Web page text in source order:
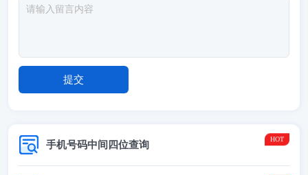
手机号码中间四位查询